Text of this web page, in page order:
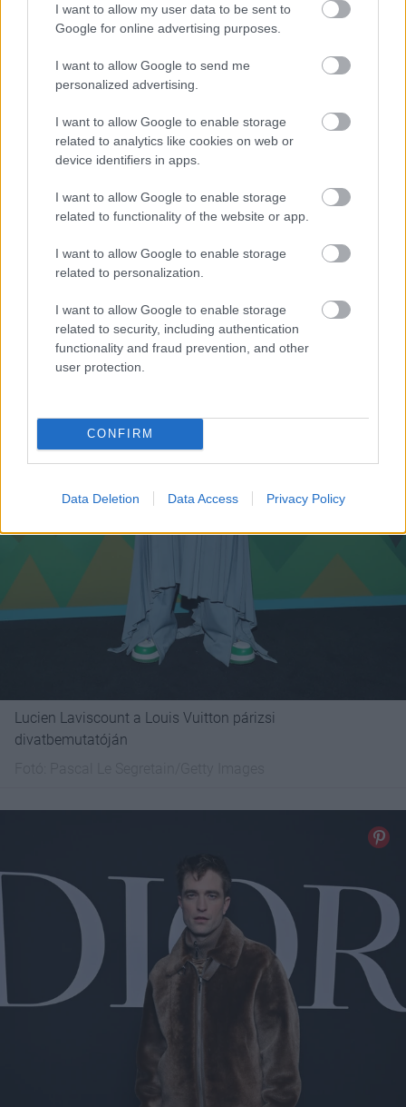
I want to allow my user data to be sent to
Google for online advertising purposes.
I want to allow Google to send me
personalized advertising.
I want to allow Google to enable storage
related to analytics like cookies on web or
device identifiers in apps.
I want to allow Google to enable storage
related to functionality of the website or app.
I want to allow Google to enable storage
related to personalization.
I want to allow Google to enable storage
related to security, including authentication
functionality and fraud prevention, and other
user protection.
CONFIRM
Data Deletion Data Access Privacy Policy
A$AP Rocky Givenchyban
Profimedia
Lucien Laviscount a Louis Vuitton párizsi
divatbemutatóján